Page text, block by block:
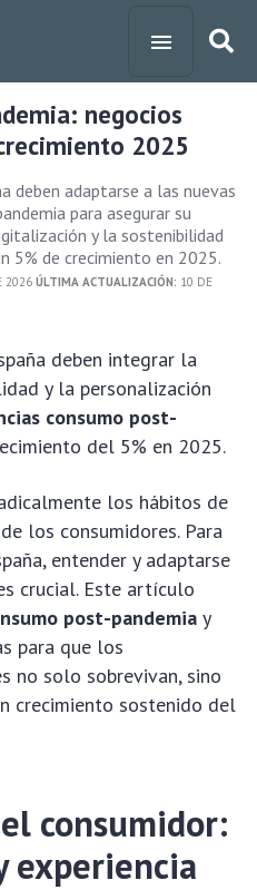
negocios
2025
deben adaptarse a las nuevas
para asegurar su
y la sostenibilidad
5% de crecimiento en 2025.
2026 ÚLTIMA ACTUALIZACIÓN: 10 DE
deben integrar la
y la personalización
consumo post-
del 5% en 2025.
los hábitos de
los consumidores. Para
entender y adaptarse
crucial. Este artículo
post-pandemia y
para que los
no solo sobrevivan, sino
crecimiento sostenido del
consumidor:
experiencia